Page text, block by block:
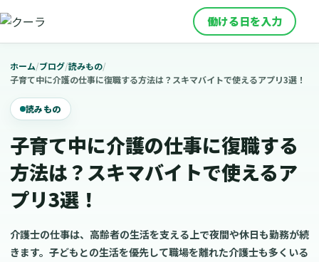
働ける日を入力
ホーム/ブログ/読みもの/
子育て中に介護の仕事に復職する方法は？スキマバイトで使えるアプリ3選！
読みもの
子育て中に介護の仕事に復職する
方法は？スキマバイトで使えるア
プリ3選！
介護士の仕事は、高齢者の生活を支える上で夜間や休日も勤務が続
きます。子どもとの生活を優先して職場を離れた介護士も多くいる